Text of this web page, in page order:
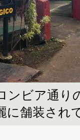
ンビア通り
に舗装され